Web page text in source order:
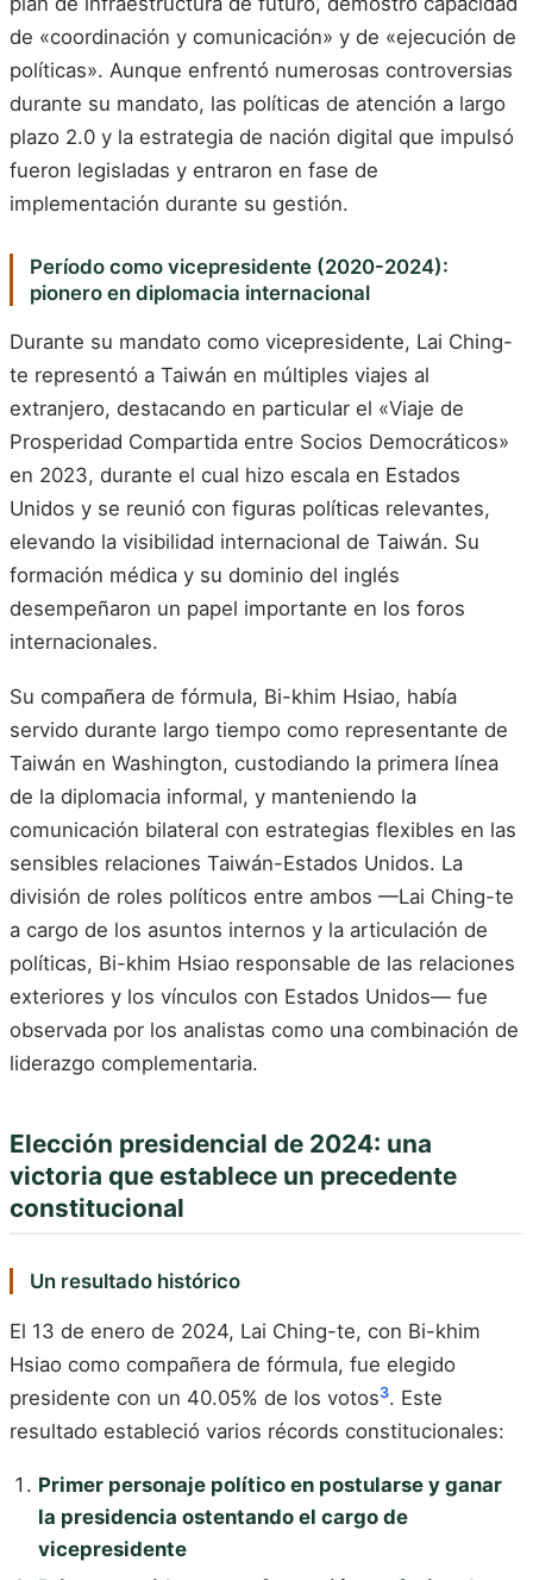
de «coordinación y comunicación» y de «ejecución de
políticas». Aunque enfrentó numerosas controversias
durante su mandato, las políticas de atención a largo
plazo 2.0 y la estrategia de nación digital que impulsó
fueron legisladas y entraron en fase de
implementación durante su gestión.
Período como vicepresidente (2020-2024):
pionero en diplomacia internacional
Durante su mandato como vicepresidente, Lai Ching-
te representó a Taiwán en múltiples viajes al
extranjero, destacando en particular el «Viaje de
Prosperidad Compartida entre Socios Democráticos»
en 2023, durante el cual hizo escala en Estados
Unidos y se reunió con figuras políticas relevantes,
elevando la visibilidad internacional de Taiwán. Su
formación médica y su dominio del inglés
desempeñaron un papel importante en los foros
internacionales.
Su compañera de fórmula, Bi-khim Hsiao, había
servido durante largo tiempo como representante de
Taiwán en Washington, custodiando la primera línea
de la diplomacia informal, y manteniendo la
comunicación bilateral con estrategias flexibles en las
sensibles relaciones Taiwán-Estados Unidos. La
división de roles políticos entre ambos —Lai Ching-te
a cargo de los asuntos internos y la articulación de
políticas, Bi-khim Hsiao responsable de las relaciones
exteriores y los vínculos con Estados Unidos— fue
observada por los analistas como una combinación de
liderazgo complementaria.
Elección presidencial de 2024: una
victoria que establece un precedente
constitucional
Un resultado histórico
El 13 de enero de 2024, Lai Ching-te, con Bi-khim
Hsiao como compañera de fórmula, fue elegido
presidente con un 40.05% de los votos3. Este
resultado estableció varios récords constitucionales:
Primer personaje político en postularse y ganar
la presidencia ostentando el cargo de
vicepresidente